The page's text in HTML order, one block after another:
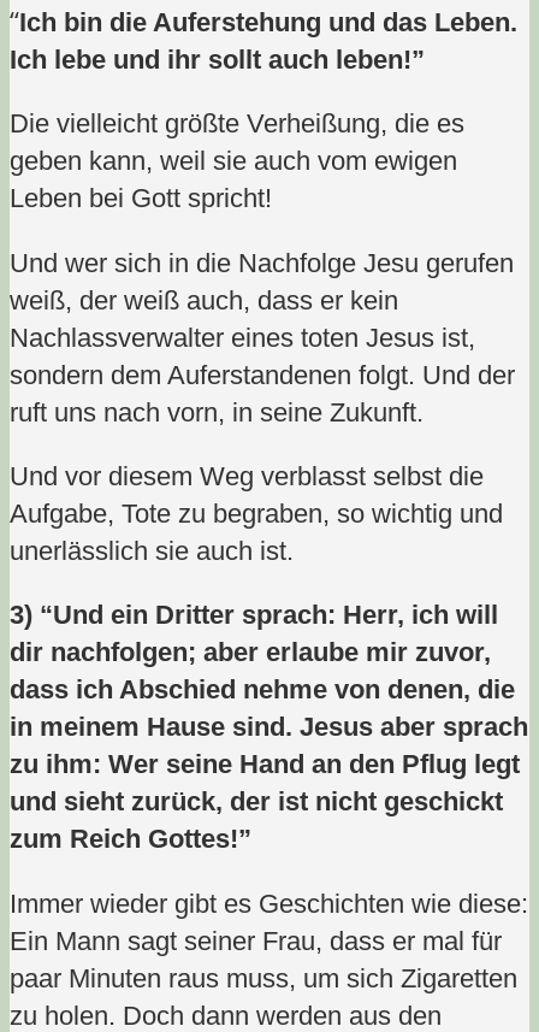
“Ich bin die Auferstehung und das Leben.
Ich lebe und ihr sollt auch leben!”
Die vielleicht größte Verheißung, die es
geben kann, weil sie auch vom ewigen
Leben bei Gott spricht!
Und wer sich in die Nachfolge Jesu gerufen
weiß, der weiß auch, dass er kein
Nachlassverwalter eines toten Jesus ist,
sondern dem Auferstandenen folgt. Und der
ruft uns nach vorn, in seine Zukunft.
Und vor diesem Weg verblasst selbst die
Aufgabe, Tote zu begraben, so wichtig und
unerlässlich sie auch ist.
3) “Und ein Dritter sprach: Herr, ich will
dir nachfolgen; aber erlaube mir zuvor,
dass ich Abschied nehme von denen, die
in meinem Hause sind. Jesus aber sprach
zu ihm: Wer seine Hand an den Pflug legt
und sieht zurück, der ist nicht geschickt
zum Reich Gottes!”
Immer wieder gibt es Geschichten wie diese:
Ein Mann sagt seiner Frau, dass er mal für
paar Minuten raus muss, um sich Zigaretten
zu holen. Doch dann werden aus den